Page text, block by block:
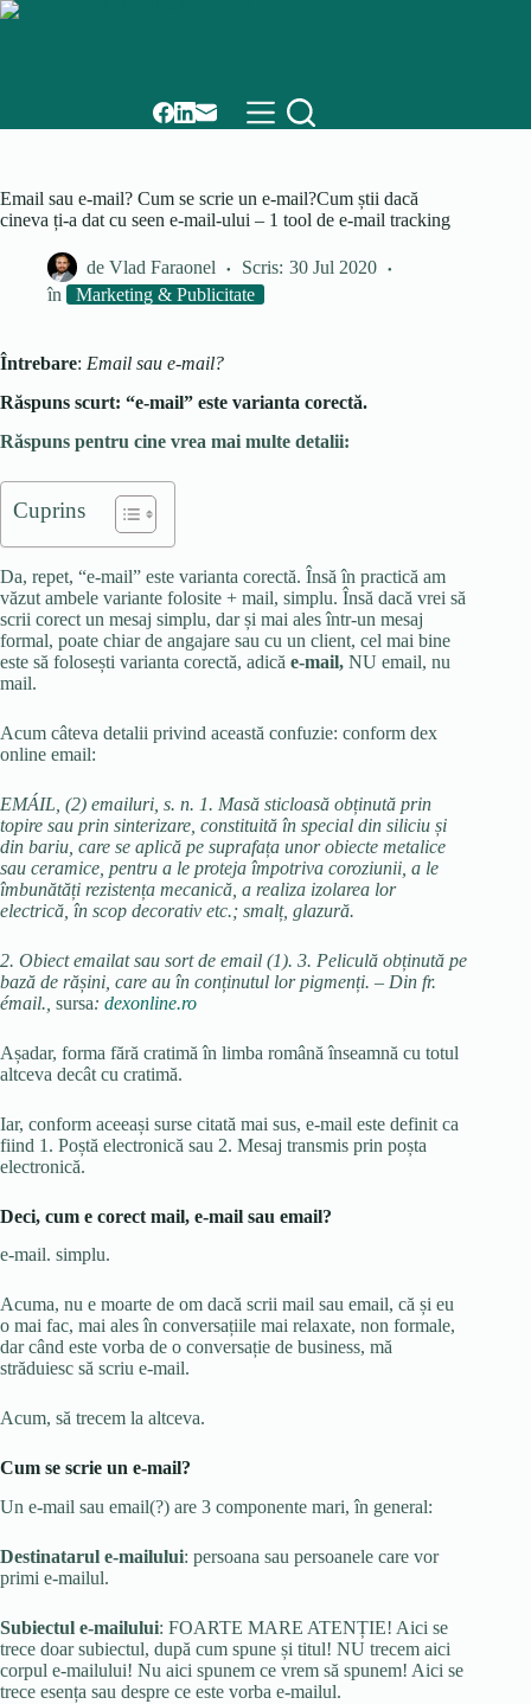
Skip
Email sau e-mail? Cum se scrie un e-mail?Cum știi dacă
cineva ți-a dat cu seen e-mail-ului – 1 tool de e-mail tracking
de Vlad Faraonel Scris: 30 Jul 2020
în
Marketing & Publicitate
Întrebare: Email sau e-mail?
Răspuns scurt: “e-mail” este varianta corectă.
Răspuns pentru cine vrea mai multe detalii:
Cuprins
Da, repet, “e-mail” este varianta corectă. Însă în practică am
văzut ambele variante folosite + mail, simplu. Însă dacă vrei să
scrii corect un mesaj simplu, dar și mai ales într-un mesaj
formal, poate chiar de angajare sau cu un client, cel mai bine
este să folosești varianta corectă, adică e-mail, NU email, nu
mail.
Acum câteva detalii privind această confuzie: conform dex
online email:
EMÁIL, (2) emailuri, s. n. 1. Masă sticloasă obținută prin
topire sau prin sinterizare, constituită în special din siliciu și
din bariu, care se aplică pe suprafața unor obiecte metalice
sau ceramice, pentru a le proteja împotriva coroziunii, a le
îmbunătăți rezistența mecanică, a realiza izolarea lor
electrică, în scop decorativ etc.; smalț, glazură.
2. Obiect emailat sau sort de email (1). 3. Peliculă obținută pe
bază de rășini, care au în conținutul lor pigmenți. – Din fr.
émail., sursa: dexonline.ro
Așadar, forma fără cratimă în limba română înseamnă cu totul
altceva decât cu cratimă.
Iar, conform aceeași surse citată mai sus, e-mail este definit ca
fiind 1. Poștă electronică sau 2. Mesaj transmis prin poșta
electronică.
Deci, cum e corect mail, e-mail sau email?
e-mail. simplu.
Acuma, nu e moarte de om dacă scrii mail sau email, că și eu
o mai fac, mai ales în conversațiile mai relaxate, non formale,
dar când este vorba de o conversație de business, mă
străduiesc să scriu e-mail.
Acum, să trecem la altceva.
Cum se scrie un e-mail?
Un e-mail sau email(?) are 3 componente mari, în general:
Destinatarul e-mailului: persoana sau persoanele care vor
primi e-mailul.
Subiectul e-mailului: FOARTE MARE ATENȚIE! Aici se
trece doar subiectul, după cum spune și titul! NU trecem aici
corpul e-mailului! Nu aici spunem ce vrem să spunem! Aici se
trece esența sau despre ce este vorba e-mailul.